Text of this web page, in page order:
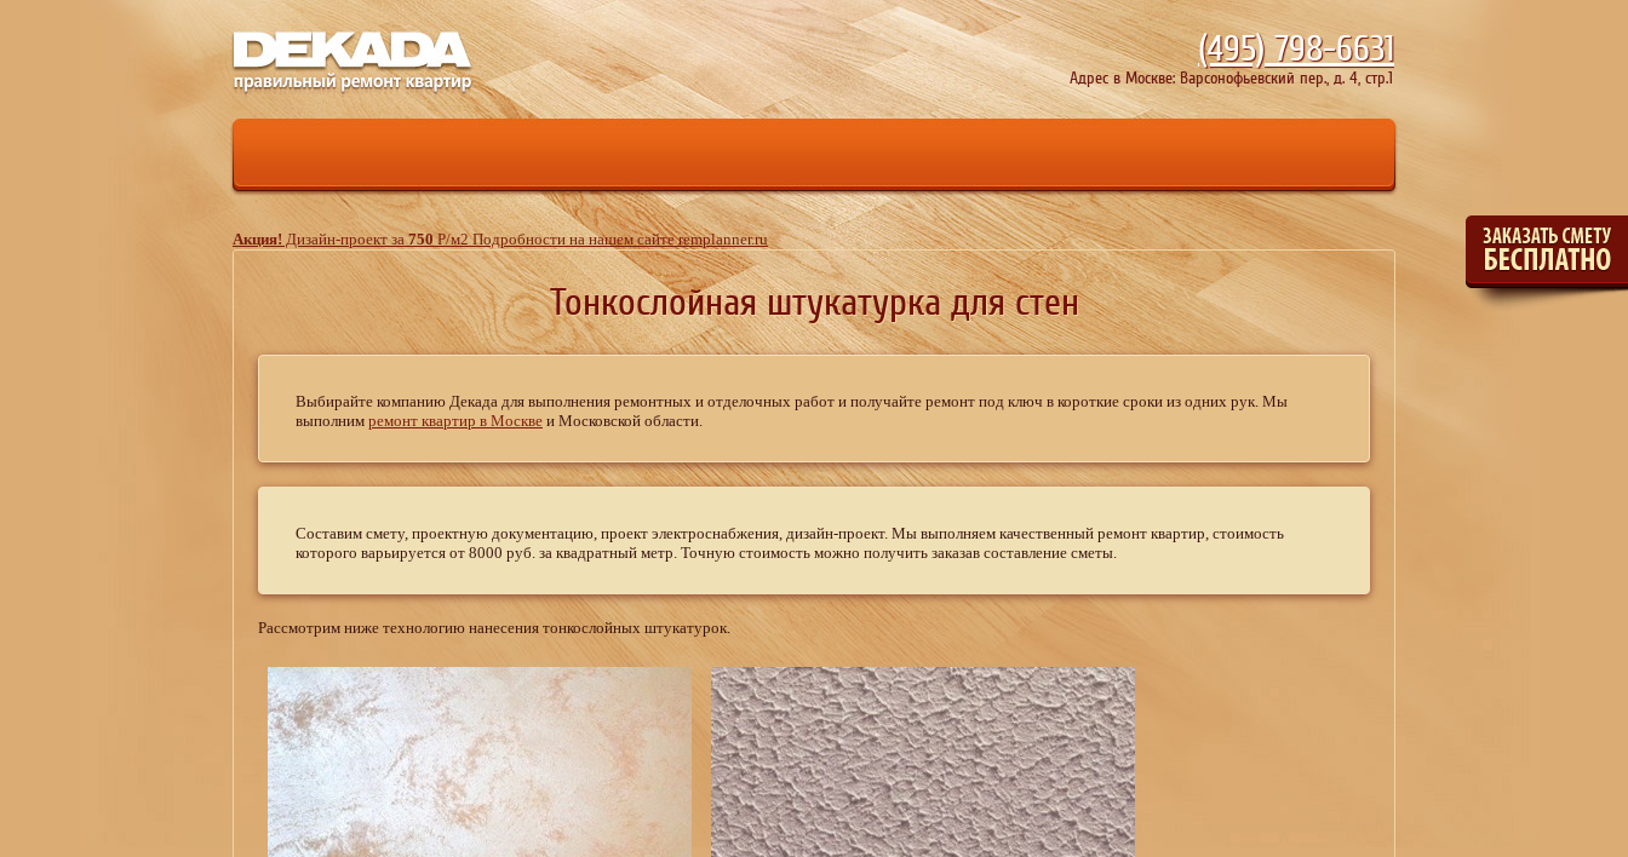
(495)798-6631
Акция! Дизайн-проект за750 Р/м2 Подробности на нашем сайте remplanner.ru
Адрес в Москве: Варсонофьевский пер., д. 4, стр.1
Тонкослойная штукатурка для стен
Выбирайте компанию Декада для выполнения ремонтных и отделочных работ и получайте ремонт под ключ в короткие сроки из одних рук. Мы
выполним ремонт квартир в Москве и Московской области.
Составим смету, проектную документацию, проект электроснабжения, дизайн-проект. Мы выполняем качественный ремонт квартир, стоимость
которого варьируется от 8000 руб. за квадратный метр. Точную стоимость можно получить заказав составление сметы.
Рассмотрим ниже технологию нанесения тонкослойных штукатурок.